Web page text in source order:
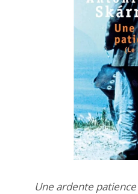
Une ardente patience